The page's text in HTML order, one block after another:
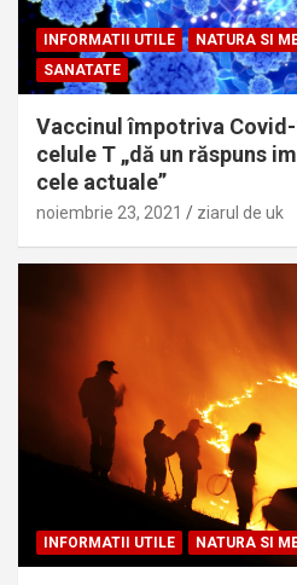
INFORMATII UTILE NATURA SI
SANATATE
Vaccinul împotriva
celule T „dă un răspuns
cele actuale”
noiembrie 23, 2021 ziarul de uk
INFORMATII UTILE NATURA SI